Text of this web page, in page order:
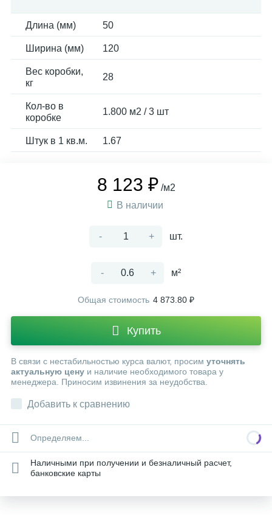
Длина (мм) 50
Ширина (мм) 120
Вес коробки,
кг
28
Кол-во в
коробке
1.800 м2 / 3 шт
Штук в 1 кв.м. 1.67
8 123 ₽ /м2
В наличии
- + шт.
- + м²
Общая стоимость 4 873.80 ₽
Купить
В связи с нестабильностью курса валют, просим уточнять
актуальную цену и наличие необходимого товара у
менеджера. Приносим извинения за неудобства.
Добавить к сравнению
Определяем...
Наличными при получении и безналичный расчет,
банковские карты